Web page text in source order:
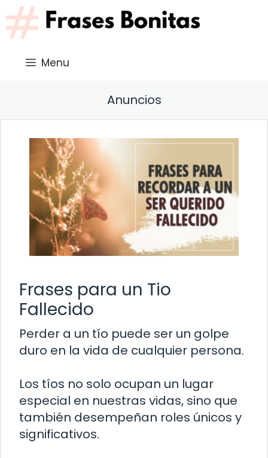
Saltar
al
contenido
Menu
Anuncios
Frases para un Tio
Fallecido
Perder a un tío puede ser un golpe
duro en la vida de cualquier persona.
Los tíos no solo ocupan un lugar
especial en nuestras vidas, sino que
también desempeñan roles únicos y
significativos.